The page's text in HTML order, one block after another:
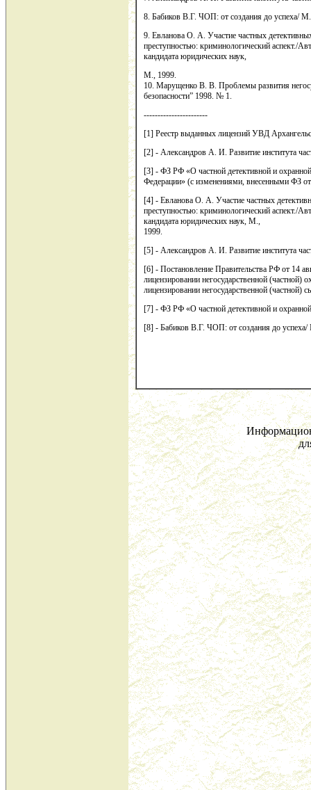
8. Бабиков В.Г. ЧОП: от создания до
9. Евланова О. А. Участие частных
преступностью: криминологический аспект./
кандидата юридических наук,
М., 1999.
10. Марущенко В. В. Проблемы развития
безопасности” 1998. № 1.
-----------------------
[1] Реестр выданных лицензий УВД
[2] - Александров А. И. Развитие института
[3] - ФЗ РФ «О частной детективной и охранной
Федерации» (с изменениями, внесенными ФЗ
[4] - Евланова О. А. Участие частных
преступностью: криминологический аспект./
кандидата юридических наук, М.,
1999.
[5] - Александров А. И. Развитие института
[6] - Постановление Правительства РФ от 14
лицензировании негосударственной (частной)
лицензировании негосударственной (частной)
[7] - ФЗ РФ «О частной детективной и охранной
[8] - Бабиков В.Г. ЧОП: от создания до